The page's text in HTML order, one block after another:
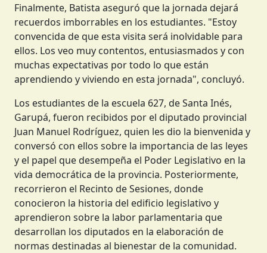
Finalmente, Batista aseguró que la jornada dejará
recuerdos imborrables en los estudiantes. "Estoy
convencida de que esta visita será inolvidable para
ellos. Los veo muy contentos, entusiasmados y con
muchas expectativas por todo lo que están
aprendiendo y viviendo en esta jornada", concluyó.
Los estudiantes de la escuela 627, de Santa Inés,
Garupá, fueron recibidos por el diputado provincial
Juan Manuel Rodríguez, quien les dio la bienvenida y
conversó con ellos sobre la importancia de las leyes
y el papel que desempeña el Poder Legislativo en la
vida democrática de la provincia. Posteriormente,
recorrieron el Recinto de Sesiones, donde
conocieron la historia del edificio legislativo y
aprendieron sobre la labor parlamentaria que
desarrollan los diputados en la elaboración de
normas destinadas al bienestar de la comunidad.